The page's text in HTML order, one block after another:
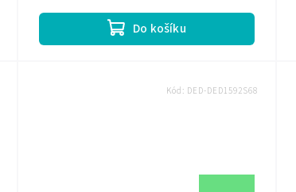
Do košíku
Kód: DED-DED1592S68